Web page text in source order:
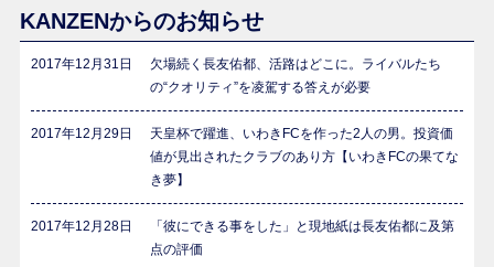
KANZENからのお知らせ
2017年12月31日
欠場続く長友佑都、活路はどこに。ライバルたち
の“クオリティ”を凌駕する答えが必要
2017年12月29日
天皇杯で躍進、いわきFCを作った2人の男。投資価
値が見出されたクラブのあり方【いわきFCの果てな
き夢】
2017年12月28日
「彼にできる事をした」と現地紙は長友佑都に及第
点の評価